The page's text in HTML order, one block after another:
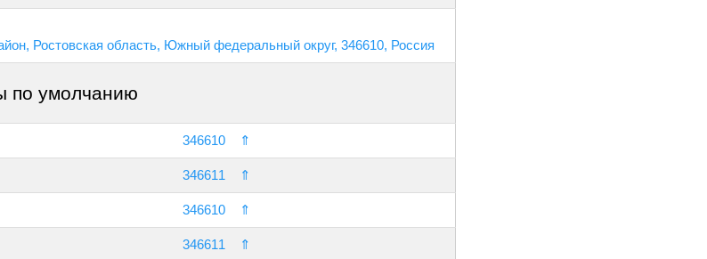
Ростовская область, Южный федеральный округ, 346610, Россия
по умолчанию
346610 ⇑
346611 ⇑
346610 ⇑
346611 ⇑